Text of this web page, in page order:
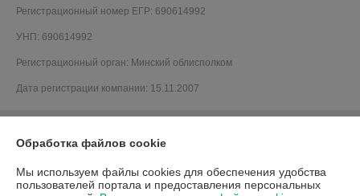
Регистрационный номер ЕГР: 690614992
УНП: 690614992
Регистрационный орган: Минский облисполком
Дата регистрации компании: 15.11.2007
Обработка файлов cookie
Мы используем файлы cookies для обеспечения удобства
пользователей портала и предоставления персональных